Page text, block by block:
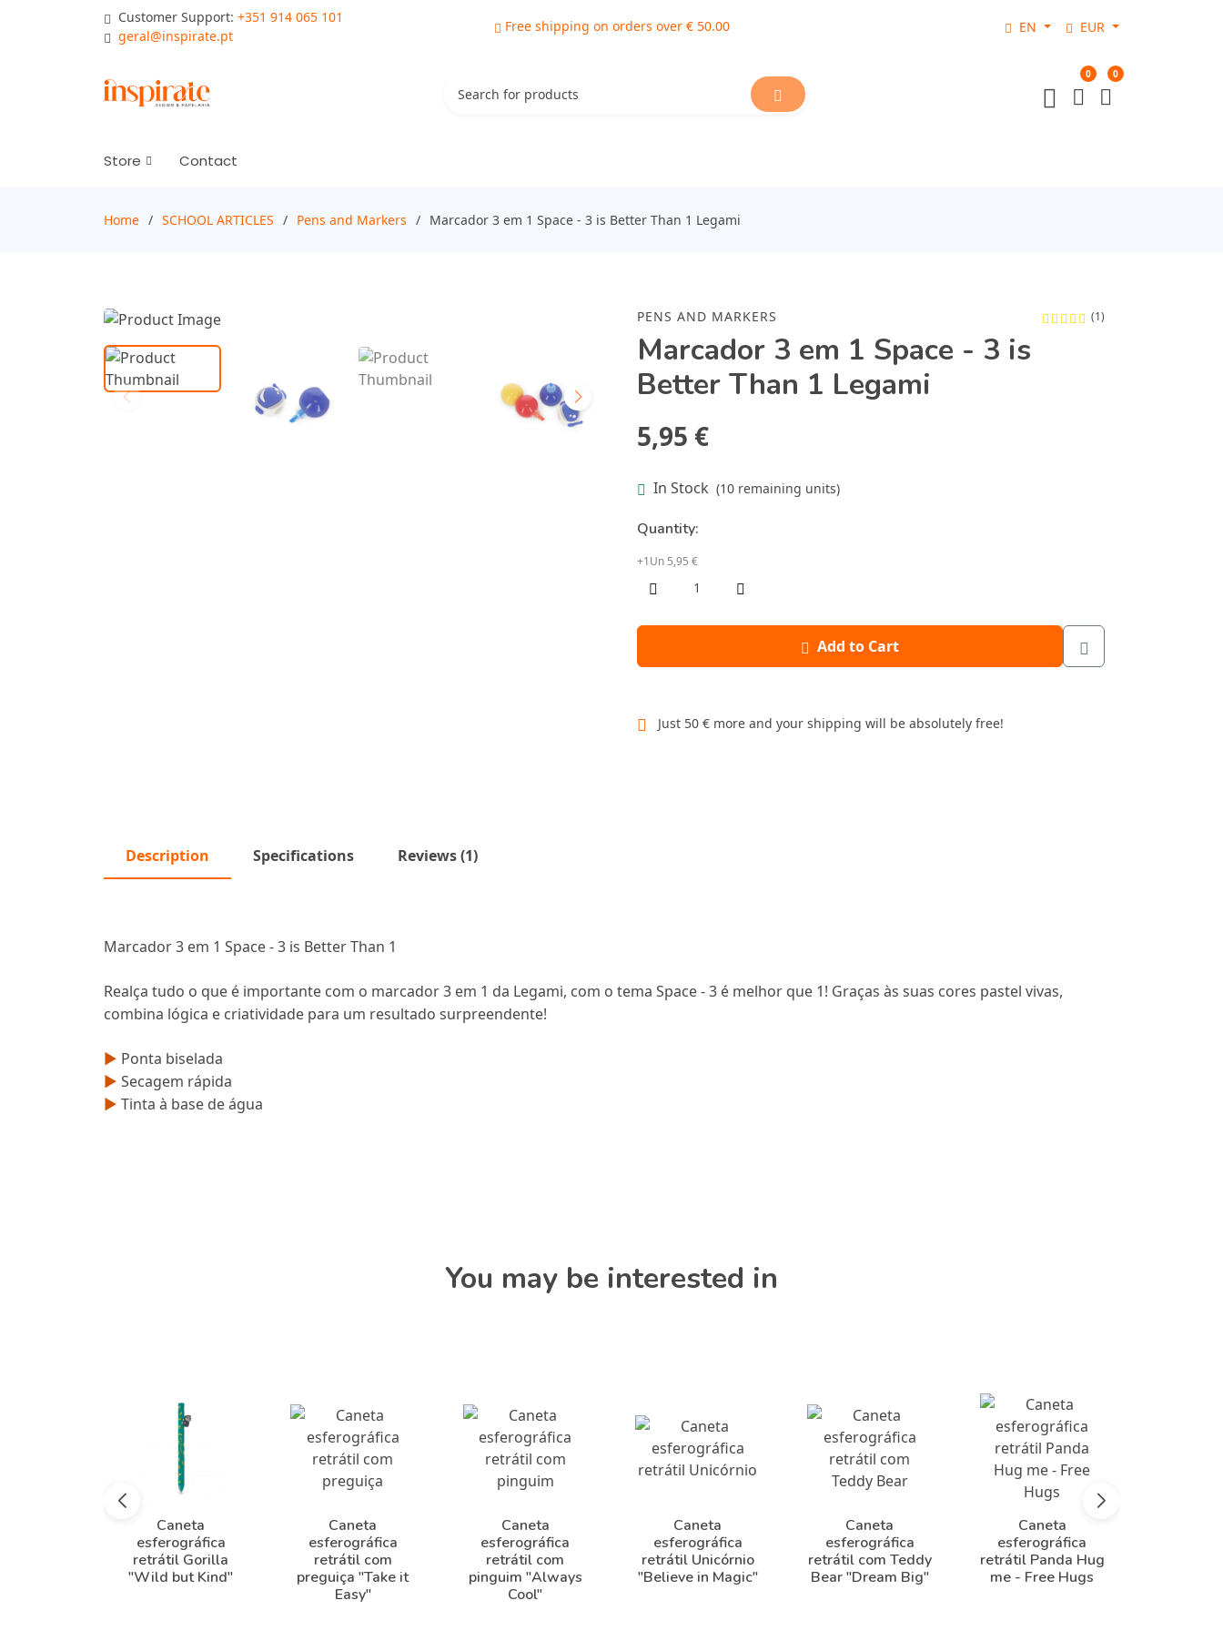
Customer Support: +351 914 065 101
geral@inspirate.pt
Free shipping on orders over € 50.00 EN EUR
0 0
Store Contact
Home SCHOOL ARTICLES Pens and Markers Marcador 3 em 1 Space - 3 is Better Than 1 Legami
PENS AND MARKERS (1)
Marcador 3 em 1 Space - 3 is
Better Than 1 Legami
5,95 €
In Stock (10 remaining units)
Quantity:
+1Un 5,95 €
Add to Cart
Just 50 € more and your shipping will be absolutely free!
Description Specifications Reviews (1)
Marcador 3 em 1 Space - 3 is Better Than 1
Realça tudo o que é importante com o marcador 3 em 1 da Legami, com o tema Space - 3 é melhor que 1! Graças às suas cores pastel vivas,
combina lógica e criatividade para um resultado surpreendente!
► Ponta biselada
► Secagem rápida
► Tinta à base de água
You may be interested in
Caneta
esferográfica
retrátil Gorilla
"Wild but Kind"
Caneta
esferográfica
retrátil com
preguiça "Take it
Easy"
Caneta
esferográfica
retrátil com
pinguim "Always
Cool"
Caneta
esferográfica
retrátil Unicórnio
"Believe in Magic"
Caneta
esferográfica
retrátil com Teddy
Bear "Dream Big"
Caneta
esferográfica
retrátil Panda Hug
me - Free Hugs